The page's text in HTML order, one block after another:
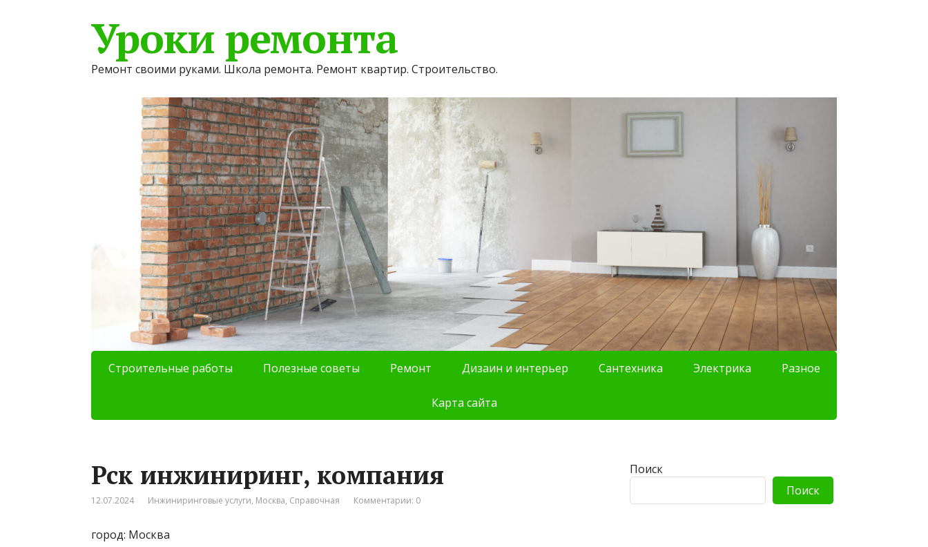
Уроки ремонта
Ремонт своими руками. Школа ремонта. Ремонт квартир. Строительство.
Строительные работы Полезные советы Ремонт Дизаин и интерьер Сантехника Электрика Разное
Карта сайта
Рск инжиниринг, компания
12.07.2024 Инжиниринговые услуги, Москва, Справочная Комментарии: 0
город: Москва
Поиск
Поиск